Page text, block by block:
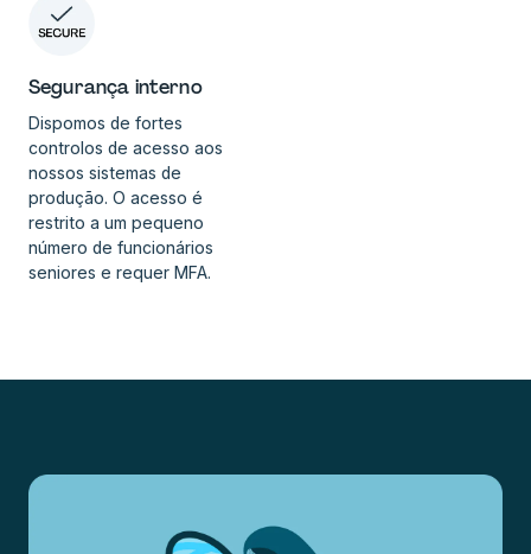
Segurança interno
Dispomos de fortes
controlos de acesso aos
nossos sistemas de
produção. O acesso é
restrito a um pequeno
número de funcionários
seniores e requer MFA.